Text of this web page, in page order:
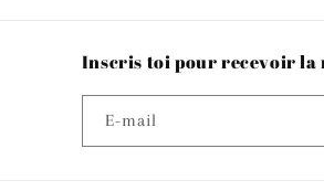
Inscris toi pour recevoir la
E-mail